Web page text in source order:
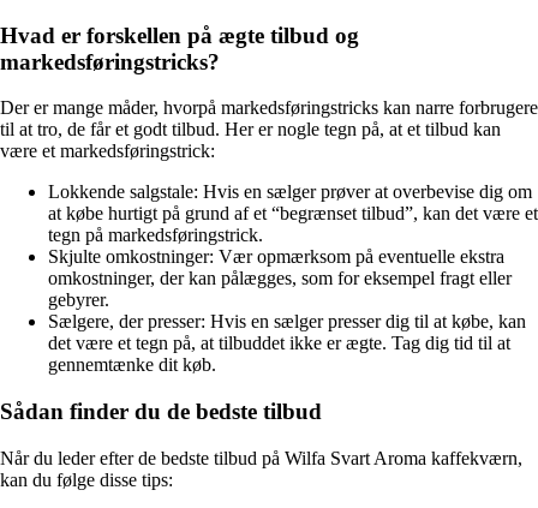
Hvad er forskellen på ægte tilbud og
markedsføringstricks?
Der er mange måder, hvorpå markedsføringstricks kan narre forbrugere
til at tro, de får et godt tilbud. Her er nogle tegn på, at et tilbud kan
være et markedsføringstrick:
Lokkende salgstale: Hvis en sælger prøver at overbevise dig om
at købe hurtigt på grund af et “begrænset tilbud”, kan det være et
tegn på markedsføringstrick.
Skjulte omkostninger: Vær opmærksom på eventuelle ekstra
omkostninger, der kan pålægges, som for eksempel fragt eller
gebyrer.
Sælgere, der presser: Hvis en sælger presser dig til at købe, kan
det være et tegn på, at tilbuddet ikke er ægte. Tag dig tid til at
gennemtænke dit køb.
Sådan finder du de bedste tilbud
Når du leder efter de bedste tilbud på Wilfa Svart Aroma kaffekværn,
kan du følge disse tips: